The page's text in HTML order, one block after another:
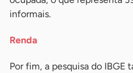
informais.
Renda
Por fim, a pesquisa do IBGE